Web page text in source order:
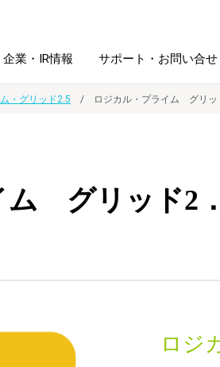
ファイル・
ホルダー用品
ョン
企業・IR情報 サポート・お問い合せ
・グリッド2.5 ロジカル・プライム グリ
ム グリッド
ロジ